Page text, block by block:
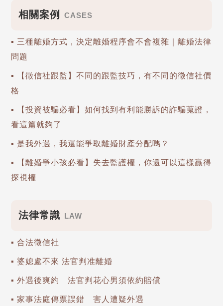
相關案例 CASES
▪ 三種離婚方式，決定離婚程序會不會複雜｜離婚法律
問題
▪ 【徵信社跟監】不同的跟監技巧，有不同的徵信社價
格
▪ 【投資被騙必看】如何找到有利能勝訴的詐騙蒐證，
看這篇就夠了
▪ 是我外遇，我還能爭取離婚財產分配嗎？
▪ 【離婚爭小孩必看】失去監護權，你還可以這樣贏得
探視權
法律常識 LAW
▪ 合法徵信社
▪ 婆媳處不來 法官判准離婚
▪ 外遇後爽約 法官判花心男須依約賠償
▪ 家事法庭傳票誤錯 害人遭疑外遇